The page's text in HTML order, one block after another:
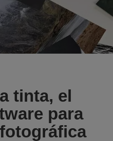
tinta, el
para